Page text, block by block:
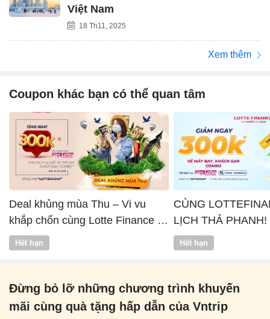
Việt Nam
18 Th11, 2025
Xem thêm
Coupon khác bạn có thể quan tâm
Deal khủng mùa Thu – Vi vu
khắp chốn cùng Lotte Finance x
Vntrip
Hết hạn
CÙNG
LỊCH THẢ PHANH!
Hết hạn
Đừng bỏ lỡ những chương trình khuyến
mãi cùng quà tặng hấp dẫn của Vntrip